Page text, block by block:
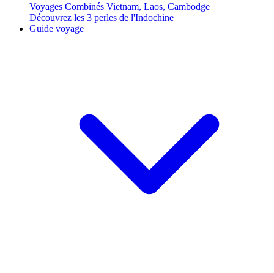
Voyages Combinés Vietnam, Laos, Cambodge
Découvrez les 3 perles de l'Indochine
Guide voyage